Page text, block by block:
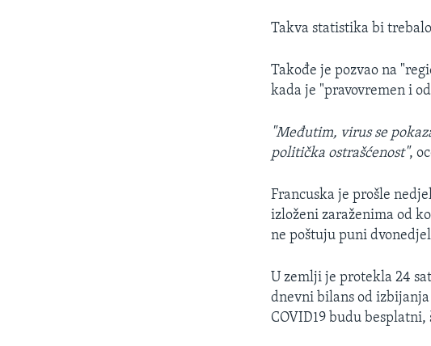
Takva statistika bi
Takođe je pozvao na
kada je "pravovremen i
"Međutim, virus se
politička ostrašćenost",
Francuska je prošle
izloženi zaraženima od
ne poštuju puni
U zemlji je protekla 24
dnevni bilans od
COVID19 budu